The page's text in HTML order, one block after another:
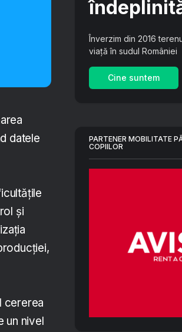
datele
şi
cererea
un nivel
Înverzim din 2016
viață în sudul României
Cine suntem
PARTENER MOBILITATE
COPIILOR